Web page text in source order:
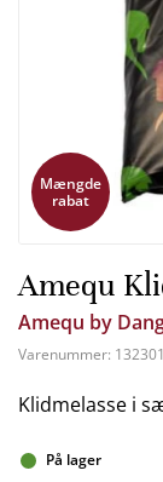
Mængde
rabat
Amequ
Amequ by
Varenummer:
Klidmelasse i
På lager